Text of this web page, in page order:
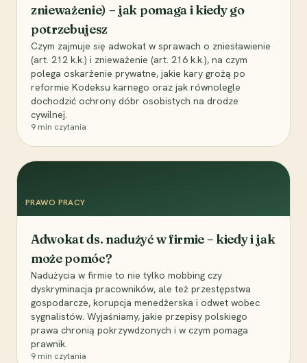
znieważenie) – jak pomaga i kiedy go
potrzebujesz
Czym zajmuje się adwokat w sprawach o zniesławienie
(art. 212 k.k.) i znieważenie (art. 216 k.k.), na czym
polega oskarżenie prywatne, jakie kary grożą po
reformie Kodeksu karnego oraz jak równolegle
dochodzić ochrony dóbr osobistych na drodze
cywilnej.
9 min czytania
PRAWO PRACY
Adwokat ds. nadużyć w firmie – kiedy i jak
może pomóc?
Nadużycia w firmie to nie tylko mobbing czy
dyskryminacja pracowników, ale też przestępstwa
gospodarcze, korupcja menedżerska i odwet wobec
sygnalistów. Wyjaśniamy, jakie przepisy polskiego
prawa chronią pokrzywdzonych i w czym pomaga
prawnik.
9 min czytania